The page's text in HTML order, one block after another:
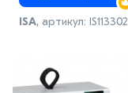
ISA, артикул: IS113302